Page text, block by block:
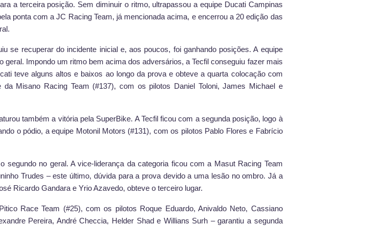
a terceira posição. Sem diminuir o ritmo, ultrapassou a equipe Ducati Campinas
ponta com a JC Racing Team, já mencionada acima, e encerrou a 20 edição das
se recuperar do incidente inicial e, aos poucos, foi ganhando posições. A equipe
Impondo um ritmo bem acima dos adversários, a Tecfil conseguiu fazer mais
teve alguns altos e baixos ao longo da prova e obteve a quarta colocação com
Misano Racing Team (#137), com os pilotos Daniel Toloni, James Michael e
também a vitória pela SuperBike. A Tecfil ficou com a segunda posição, logo à
o pódio, a equipe Motonil Motors (#131), com os pilotos Pablo Flores e Fabrício
no geral. A vice-liderança da categoria ficou com a Masut Racing Team
Trudes – este último, dúvida para a prova devido a uma lesão no ombro. Já a
Ricardo Gandara e Yrio Azavedo, obteve o terceiro lugar.
Race Team (#25), com os pilotos Roque Eduardo, Anivaldo Neto, Cassiano
Pereira, André Checcia, Helder Shad e Willians Surh – garantiu a segunda